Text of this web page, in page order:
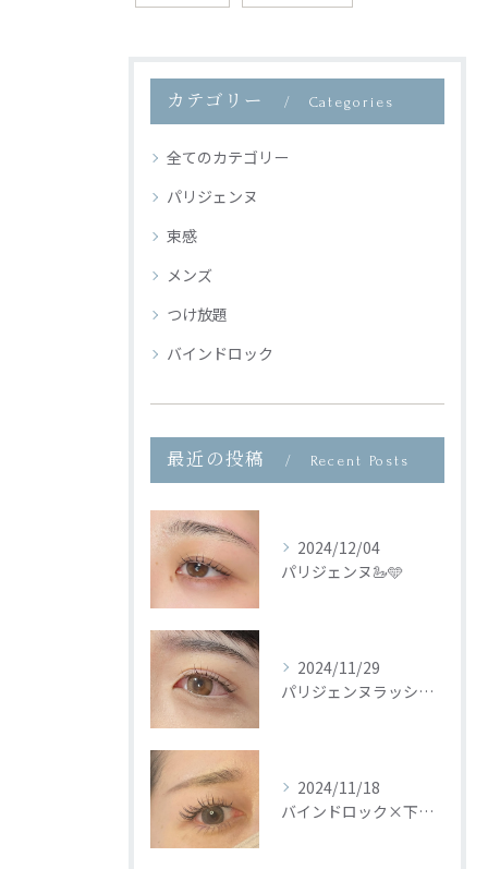
カテゴリー Categories
全てのカテゴリー
パリジェンヌ
束感
メンズ
つけ放題
バインドロック
最近の投稿 Recent Posts
2024/12/04
パリジェンヌ🦢🩵
2024/11/29
パリジェンヌラッシュリフト🦢🩵
2024/11/18
バインドロック×下まつ毛🦢🩵